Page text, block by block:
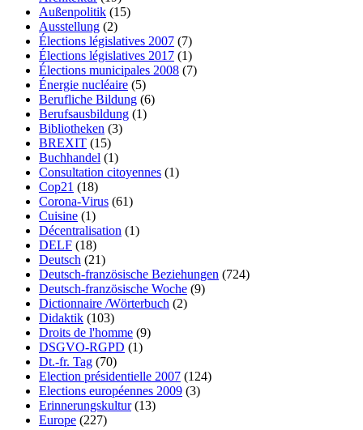
Außenpolitik (15)
Ausstellung (2)
Élections législatives 2007 (7)
Élections législatives 2017 (1)
Élections municipales 2008 (7)
Énergie nucléaire (5)
Berufliche Bildung (6)
Berufsausbildung (1)
Bibliotheken (3)
BREXIT (15)
Buchhandel (1)
Consultation citoyennes (1)
Cop21 (18)
Corona-Virus (61)
Cuisine (1)
Décentralisation (1)
DELF (18)
Deutsch (21)
Deutsch-französische Beziehungen (724)
Deutsch-französische Woche (9)
Dictionnaire /Wörterbuch (2)
Didaktik (103)
Droits de l'homme (9)
DSGVO-RGPD (1)
Dt.-fr. Tag (70)
Election présidentielle 2007 (124)
Elections européennes 2009 (3)
Erinnerungskultur(13)
Europe (227)